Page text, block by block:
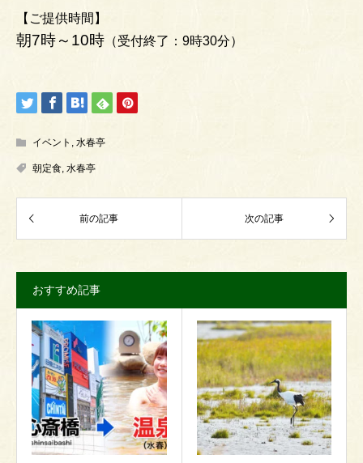
【ご提供時間】
朝7時～10時 （受付終了：9時30分）
イベント , 水春亭
朝定食, 水春亭
おすすめ記事